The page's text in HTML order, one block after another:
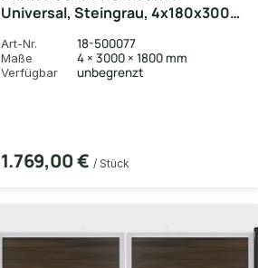
Universal, Steingrau, 4x180x300
EV1
Art-Nr. 18-500077
Maße 4 × 3000 × 1800 mm
Verfügbar unbegrenzt
1.769,00 € / Stück